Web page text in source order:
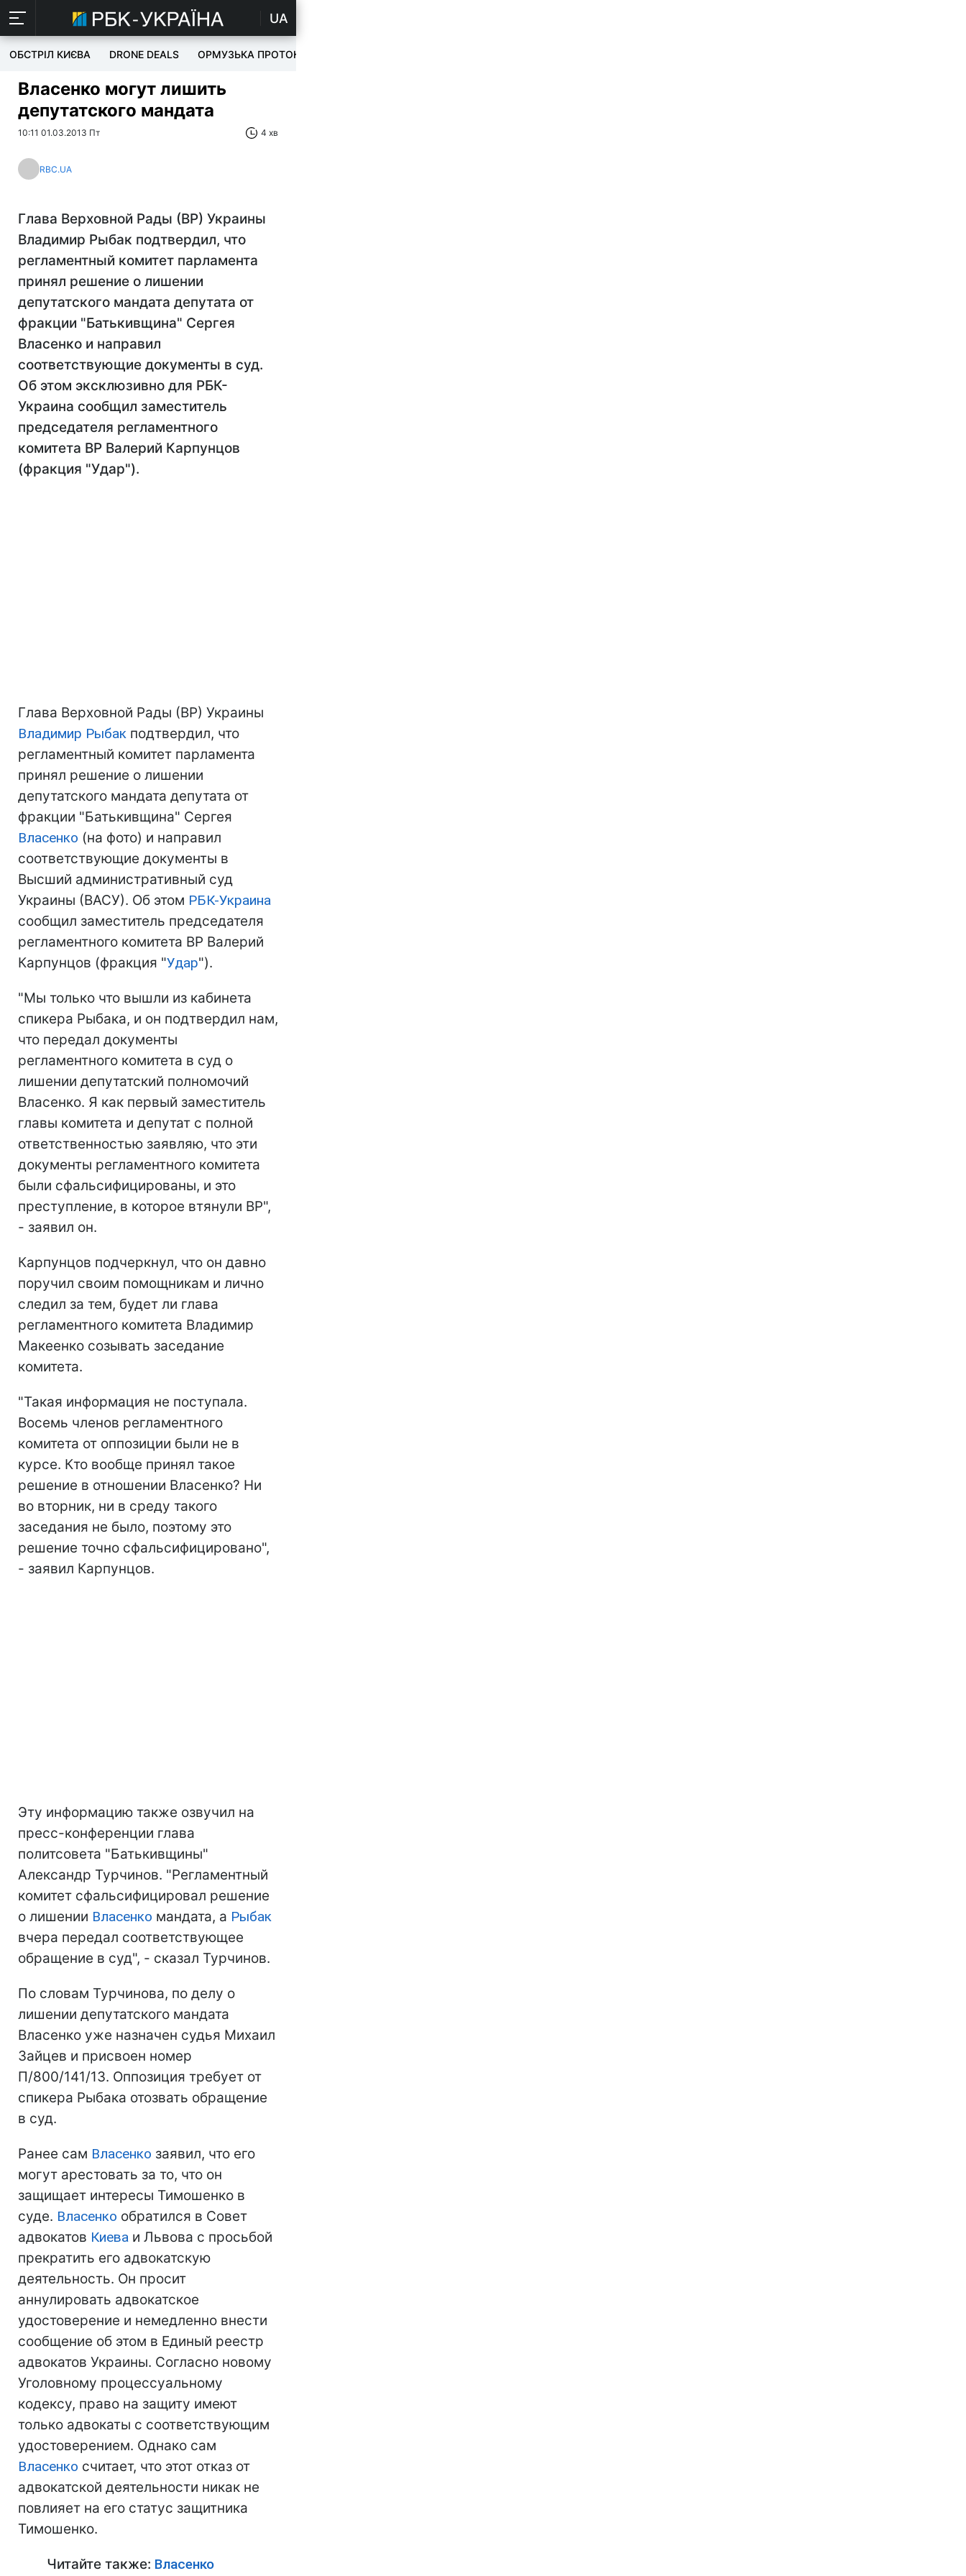
UA
ОБСТРІЛ КИЄВА DRONE DEALS ОРМУЗЬКА ПРОТОКА
Власенко могут лишить
депутатского мандата
10:11 01.03.2013 Пт 4 хв
RBC.UA
Глава Верховной Рады (ВР) Украины
Владимир Рыбак подтвердил, что
регламентный комитет парламента
принял решение о лишении
депутатского мандата депутата от
фракции "Батькивщина" Сергея
Власенко и направил
соответствующие документы в суд.
Об этом эксклюзивно для РБК-
Украина сообщил заместитель
председателя регламентного
комитета ВР Валерий Карпунцов
(фракция "Удар").
Глава Верховной Рады (ВР) Украины
Владимир Рыбак подтвердил, что
регламентный комитет парламента
принял решение о лишении
депутатского мандата депутата от
фракции "Батькивщина" Сергея
Власенко (на фото) и направил
соответствующие документы в
Высший административный суд
Украины (ВАСУ). Об этом РБК-Украина
сообщил заместитель председателя
регламентного комитета ВР Валерий
Карпунцов (фракция "Удар").
"Мы только что вышли из кабинета
спикера Рыбака, и он подтвердил нам,
что передал документы
регламентного комитета в суд о
лишении депутатский полномочий
Власенко. Я как первый заместитель
главы комитета и депутат с полной
ответственностью заявляю, что эти
документы регламентного комитета
были сфальсифицированы, и это
преступление, в которое втянули ВР",
- заявил он.
Карпунцов подчеркнул, что он давно
поручил своим помощникам и лично
следил за тем, будет ли глава
регламентного комитета Владимир
Макеенко созывать заседание
комитета.
"Такая информация не поступала.
Восемь членов регламентного
комитета от оппозиции были не в
курсе. Кто вообще принял такое
решение в отношении Власенко? Ни
во вторник, ни в среду такого
заседания не было, поэтому это
решение точно сфальсифицировано",
- заявил Карпунцов.
Эту информацию также озвучил на
пресс-конференции глава
политсовета "Батькивщины"
Александр Турчинов. "Регламентный
комитет сфальсифицировал решение
о лишении Власенко мандата, а Рыбак
вчера передал соответствующее
обращение в суд", - сказал Турчинов.
По словам Турчинова, по делу о
лишении депутатского мандата
Власенко уже назначен судья Михаил
Зайцев и присвоен номер
П/800/141/13. Оппозиция требует от
спикера Рыбака отозвать обращение
в суд.
Ранее сам Власенко заявил, что его
могут арестовать за то, что он
защищает интересы Тимошенко в
суде. Власенко обратился в Совет
адвокатов Киева и Львова с просьбой
прекратить его адвокатскую
деятельность. Он просит
аннулировать адвокатское
удостоверение и немедленно внести
сообщение об этом в Единый реестр
адвокатов Украины. Согласно новому
Уголовному процессуальному
кодексу, право на защиту имеют
только адвокаты с соответствующим
удостоверением. Однако сам
Власенко считает, что этот отказ от
адвокатской деятельности никак не
повлияет на его статус защитника
Тимошенко.
Читайте также: Власенко